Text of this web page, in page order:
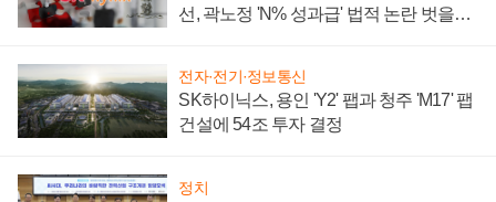
선, 곽노정 'N% 성과급' 법적 논란 벗을지
전자·전기·정보통신
SK하이닉스, 용인 'Y2' 팹과 청주 'M17' 팹
건설에 54조 투자 결정
정치